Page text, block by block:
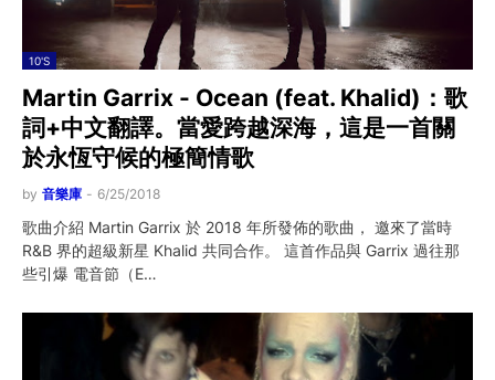
10'S
Martin Garrix - Ocean (feat. Khalid)：歌
詞+中文翻譯。當愛跨越深海，這是一首關
於永恆守候的極簡情歌
by 音樂庫 - 6/25/2018
歌曲介紹 Martin Garrix 於 2018 年所發佈的歌曲， 邀來了當時
R&B 界的超級新星 Khalid 共同合作。 這首作品與 Garrix 過往那
些引爆 電音節（E…